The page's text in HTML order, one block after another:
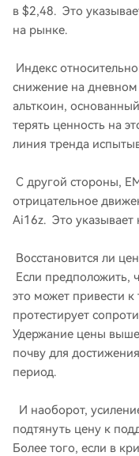
в $2,48. Это
на рынке.
Индекс
снижение на
альткоин,
терять ценность на
линия тренда
С другой стороны,
отрицательное
Ai16z. Это указывает
Восстановится ли
Если предположить,
это может привести
протестирует
Удержание цены
почву для
период.
И наоборот,
подтянуть цену к
Более того, если в